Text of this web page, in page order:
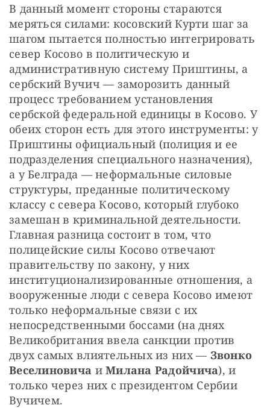
В данный момент стороны стараются
меряться силами: косовский Курти шаг за
шагом пытается полностью интегрировать
север Косово в политическую и
административную систему Приштины, а
сербский Вучич — заморозить данный
процесс требованием установления
сербской федеральной единицы в Косово. У
обеих сторон есть для этого инструменты: у
Приштины официальный (полиция и ее
подразделения специального назначения),
а у Белграда — неформальные силовые
структуры, преданные политическому
классу с севера Косово, который глубоко
замешан в криминальной деятельности.
Главная разница состоит в том, что
полицейские силы Косово отвечают
правительству по закону, у них
институционализированные отношения, а
вооруженные люди с севера Косово имеют
только неформальные связи с их
непосредственными боссами (на днях
Великобритания ввела санкции против
двух самых влиятельных из них — Звонко
Веселиновича и Милана Радойчича), и
только через них с президентом Сербии
Вучичем.